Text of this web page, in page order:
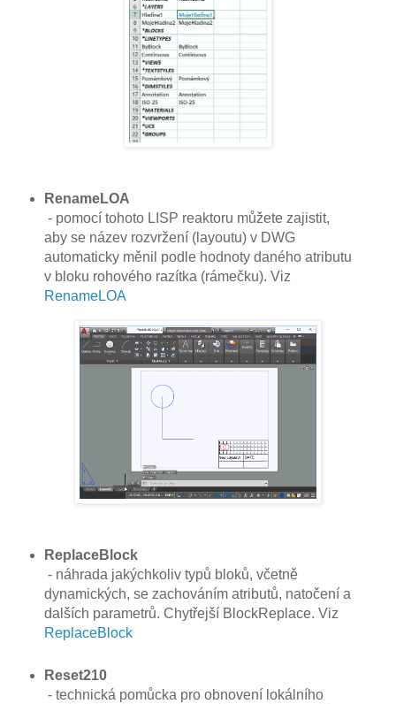
RenameLOA
- pomocí tohoto LISP reaktoru můžete zajistit,
aby se název rozvržení (layoutu) v DWG
automaticky měnil podle hodnoty daného atributu
v bloku rohového razítka (rámečku). Viz
RenameLOA
ReplaceBlock
- náhrada jakýchkoliv typů bloků, včetně
dynamických, se zachováním atributů, natočení a
dalších parametrů. Chytřejší BlockReplace. Viz
ReplaceBlock
Reset210
- technická pomůcka pro obnovení lokálního